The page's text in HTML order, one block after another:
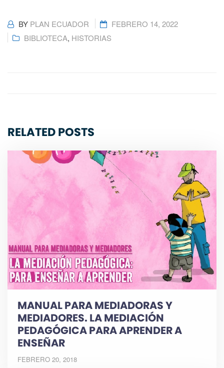
BY PLAN ECUADOR
FEBRERO 14, 2022
BIBLIOTECA, HISTORIAS
RELATED POSTS
MANUAL PARA MEDIADORAS Y
MEDIADORES. LA MEDIACIÓN
PEDAGÓGICA PARA APRENDER A
ENSEÑAR
FEBRERO 20, 2018